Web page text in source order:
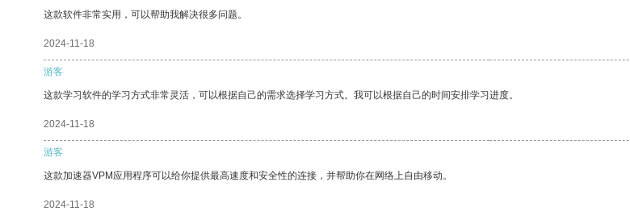
这款软件非常实用，可以帮助我解决很多问题。
2024-11-18
游客
这款学习软件的学习方式非常灵活，可以根据自己的需求选择学习方式。我可以根据自己的时间安排学习进度。
2024-11-18
游客
这款加速器VPM应用程序可以给你提供最高速度和安全性的连接，并帮助你在网络上自由移动。
2024-11-18